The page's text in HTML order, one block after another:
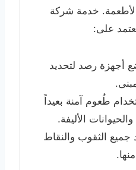
خدمة شركة
على:
أجهزة رصد لتحديد
طُعوم آمنة بعيداً
الأليفة.
الثقوب والنقاط